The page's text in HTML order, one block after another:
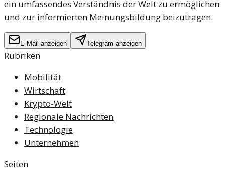
ein umfassendes Verständnis der Welt zu ermöglichen
und zur informierten Meinungsbildung beizutragen.
E-Mail anzeigen Telegram anzeigen
Rubriken
Mobilität
Wirtschaft
Krypto-Welt
Regionale Nachrichten
Technologie
Unternehmen
Seiten